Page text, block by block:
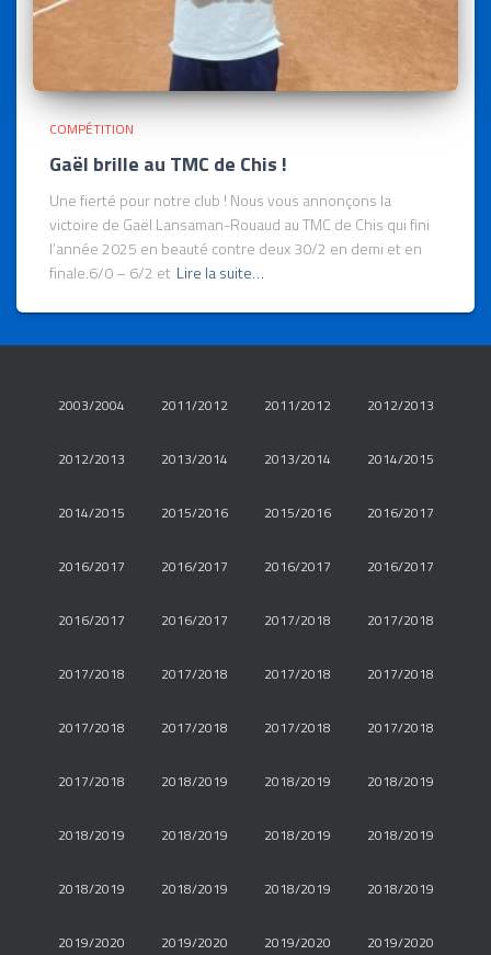
COMPÉTITION
Gaël brille au TMC de Chis !
Une fierté pour notre club ! Nous vous annonçons la
victoire de Gaël Lansaman-Rouaud au TMC de Chis qui fini
l’année 2025 en beauté contre deux 30/2 en demi et en
finale.6/0 – 6/2 et Lire la suite…
2003/2004 2011/2012 2011/2012 2012/2013
2012/2013 2013/2014 2013/2014 2014/2015
2014/2015 2015/2016 2015/2016 2016/2017
2016/2017 2016/2017 2016/2017 2016/2017
2016/2017 2016/2017 2017/2018 2017/2018
2017/2018 2017/2018 2017/2018 2017/2018
2017/2018 2017/2018 2017/2018 2017/2018
2017/2018 2018/2019 2018/2019 2018/2019
2018/2019 2018/2019 2018/2019 2018/2019
2018/2019 2018/2019 2018/2019 2018/2019
2019/2020 2019/2020 2019/2020 2019/2020